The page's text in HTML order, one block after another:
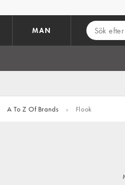
MAN
A To Z Of Brands › Flook